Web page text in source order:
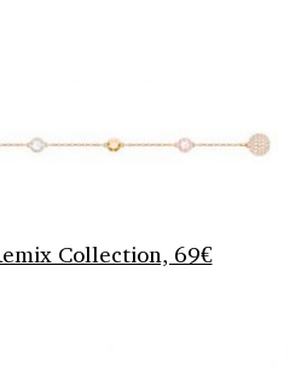
Collection, 69€